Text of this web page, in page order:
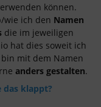
können.
wie ich den Namen
die im jeweiligen
hat dies soweit ich
mit dem Namen
anders gestalten.
das klappt?